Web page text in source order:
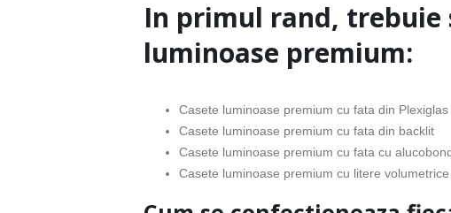
In primul rand, trebuie
luminoase premium:
Casete luminoase premium cu fata din Plexiglas
Casete luminoase premium cu fata din backlit
Casete luminoase premium cu fata cu
Casete luminoase premium cu litere